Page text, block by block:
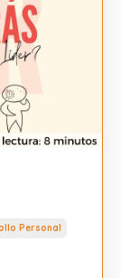
Personal